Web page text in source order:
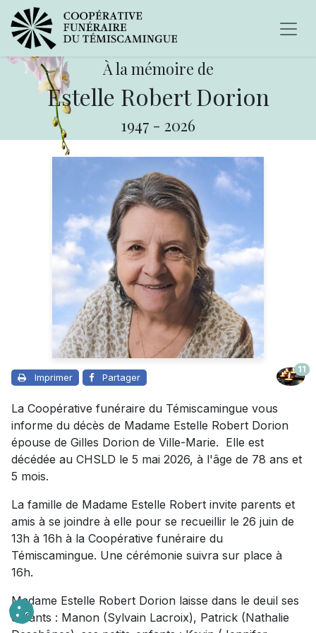
À la mémoire de
Estelle Robert Dorion
1947 - 2026
Imprimer Partager
11
La Coopérative funéraire du Témiscamingue vous
informe du décès de Madame Estelle Robert Dorion
épouse de Gilles Dorion de Ville-Marie. Elle est
décédée au CHSLD le 5 mai 2026, à l'âge de 78 ans et
5 mois.
La famille de Madame Estelle Robert invite parents et
amis à se joindre à elle pour se recueillir le 26 juin de
13h à 16h à la Coopérative funéraire du
Témiscamingue. Une cérémonie suivra sur place à
16h.
Madame Estelle Robert Dorion laisse dans le deuil ses
enfants : Manon (Sylvain Lacroix), Patrick (Nathalie